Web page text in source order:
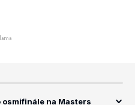
osmifinále na Masters